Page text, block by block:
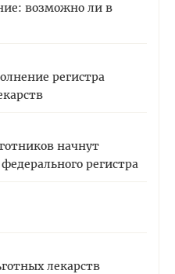
возможно ли в
регистра
начнут
регистра
лекарств